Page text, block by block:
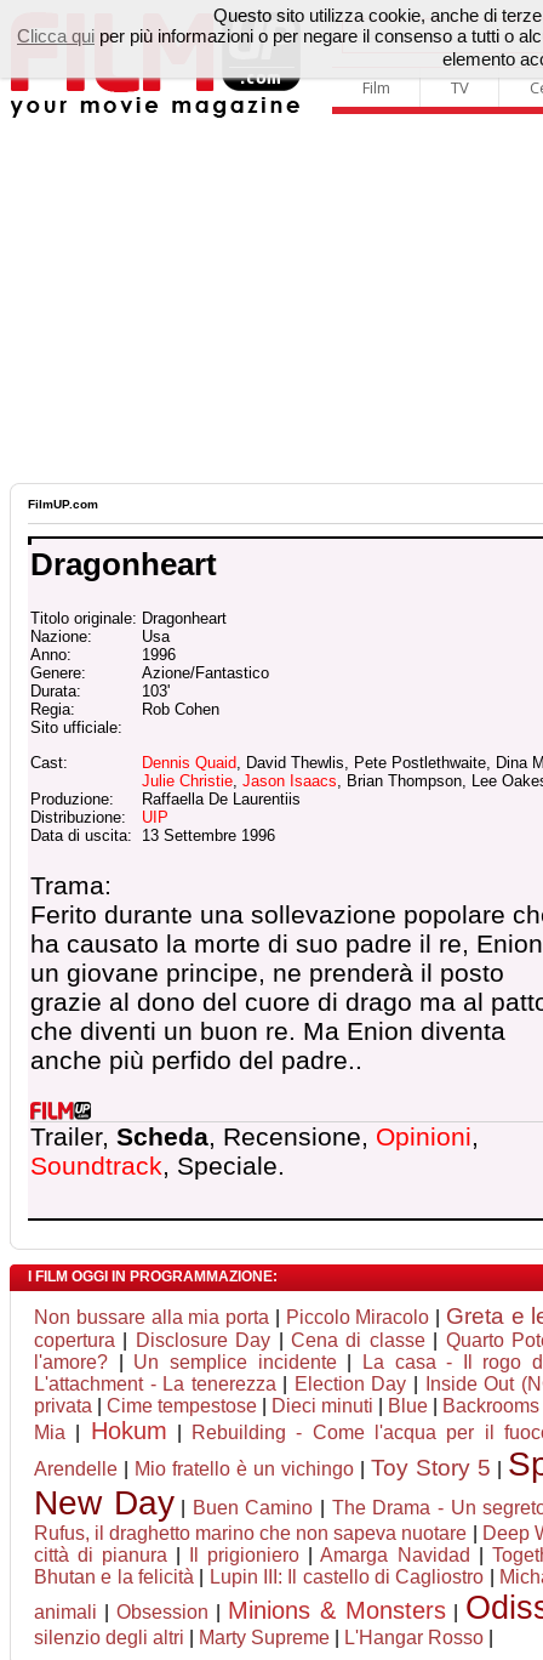
Film TV
FilmUP.com
Dragonheart
Titolo originale: Dragonheart
Nazione:
Usa
Anno:
1996
Genere:
Azione/Fantastico
Durata:
103'
Regia:
Rob Cohen
Sito ufficiale:
Cast:
Dennis Quaid, David Thewlis, Pete Postlethwaite, Dina
Julie Christie, Jason Isaacs, Brian Thompson, Lee
Produzione:
Raffaella De Laurentiis
Distribuzione:
UIP
Data di uscita:
13 Settembre 1996
Trama:
Ferito durante una sollevazione popolare
ha causato la morte di suo padre il re,
un giovane principe, ne prenderà il posto
grazie al dono del cuore di drago ma al
che diventi un buon re. Ma Enion diventa
anche più perfido del padre..
Trailer, Scheda, Recensione, Opinioni,
Soundtrack, Speciale.
I FILM OGGI IN PROGRAMMAZIONE:
Non bussare alla mia porta Piccolo Miracolo Greta e
copertura Disclosure Day |Cena di classe| Quarto
l'amore?
Un semplice incidente|
La casa - Il rogo
L'attachment - La tenerezza
Election Day
Inside Out
privata
Cime tempestose Dieci minuti Blue Backrooms
Mia
Hokum
Rebuilding - Come l'acqua per il
Arendelle
Mio fratello è un vichingo Toy Story 5
New Day
Buen Camino
The Drama - Un
Rufus, il draghetto marino che non sapeva nuotare
Deep
città di pianura
Il prigioniero |Amarga Navidad
Bhutan e la felicità
Lupin III: Il castello di Cagliostro
animali
Obsession Minions & Monsters
silenzio degli altri Marty Supreme L'Hangar Rosso
Questo sito utilizza cookie, anche di
Clicca qui per più informazioni o per negare il consenso a tutti o
elemento